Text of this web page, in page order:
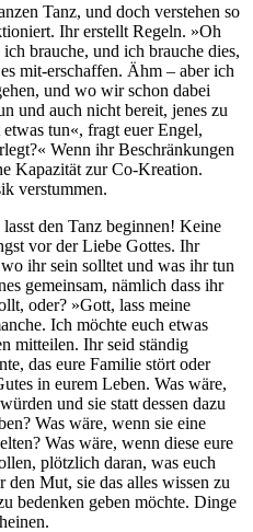
Tanz, und doch verstehen so
Ihr erstellt Regeln. »Oh
brauche, und ich brauche dies,
mit-erschaffen. Ähm – aber ich
und wo wir schon dabei
und auch nicht bereit, jenes zu
tun«, fragt euer Engel,
Wenn ihr Beschränkungen
Kapazität zur Co-Kreation.
verstummen.
den Tanz beginnen! Keine
vor der Liebe Gottes. Ihr
ihr sein solltet und was ihr tun
gemeinsam, nämlich dass ihr
oder? »Gott, lass meine
Ich möchte euch etwas
mitteilen. Ihr seid ständig
das eure Familie stört oder
in eurem Leben. Was wäre,
und sie statt dessen dazu
Was wäre, wenn sie eine
Was wäre, wenn diese eure
plötzlich daran, was euch
den Mut, sie das alles wissen zu
bedenken geben möchte. Dinge